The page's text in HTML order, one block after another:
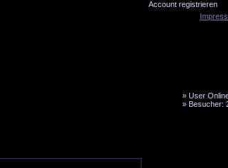
Account registrieren
» User
» Besucher: